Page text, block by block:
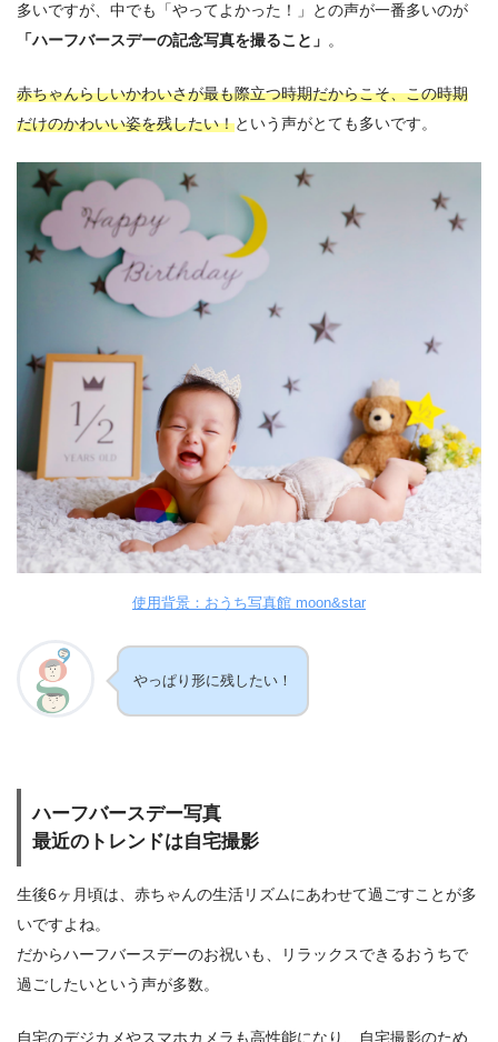
多いですが、中でも「やってよかった！」との声が一番多いのが
「ハーフバースデーの記念写真を撮ること」 。
赤ちゃんらしいかわいさが最も際立つ時期だからこそ、この時期
だけのかわいい姿を残したい！という声がとても多いです。
使用背景：おうち写真館 moon&star
やっぱり形に残したい！
ハーフバースデー写真
最近のトレンドは自宅撮影
生後6ヶ月頃は、赤ちゃんの生活リズムにあわせて過ごすことが多
いですよね。
だからハーフバースデーのお祝いも、リラックスできるおうちで
過ごしたいという声が多数。
自宅のデジカメやスマホカメラも高性能になり、自宅撮影のため